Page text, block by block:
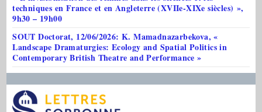
techniques en France et en Angleterre (XVIIe-XIXe siècles) »,
9h30 – 19h00
SOUT Doctorat, 12/06/2026: K. Mamadnazarbekova, «
Landscape Dramaturgies: Ecology and Spatial Politics in
Contemporary British Theatre and Performance »